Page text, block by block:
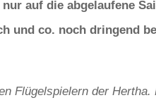
auf die abgelaufene
und co. noch dringend
Flügelspielern der